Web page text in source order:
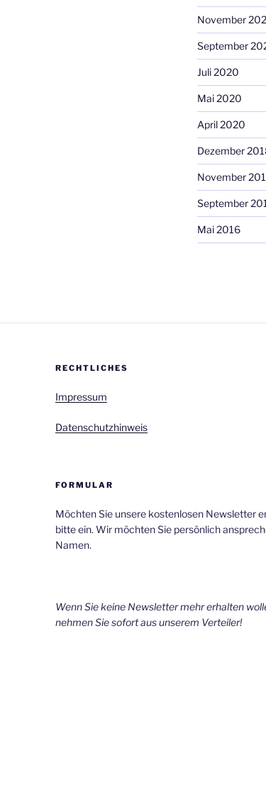
November
September
Juli 2020
Mai 2020
April 2020
Dezember
November
September
Mai 2016
RECHTLICHES
Impressum
Datenschutzhinweis
FORMULAR
Möchten Sie unsere kostenlosen Newsletter
bitte ein. Wir möchten Sie persönlich
Namen.
Wenn Sie keine Newsletter mehr erhalten
nehmen Sie sofort aus unserem Verteiler!